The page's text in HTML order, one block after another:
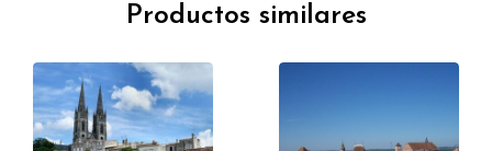
Productos similares